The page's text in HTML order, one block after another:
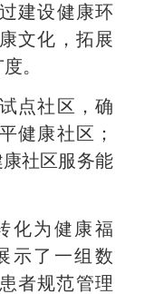
建设健康环
文化，拓展
。
点社区，确
健康社区；
康社区服务能
为健康福
示了一组数
者规范管理